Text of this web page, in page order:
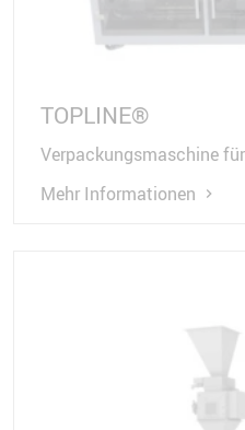
TOPLINE®
Verpackungsmaschine
Mehr Informationen